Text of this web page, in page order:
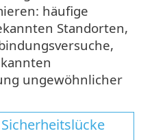
häufige
Standorten,
ungewöhnlicher